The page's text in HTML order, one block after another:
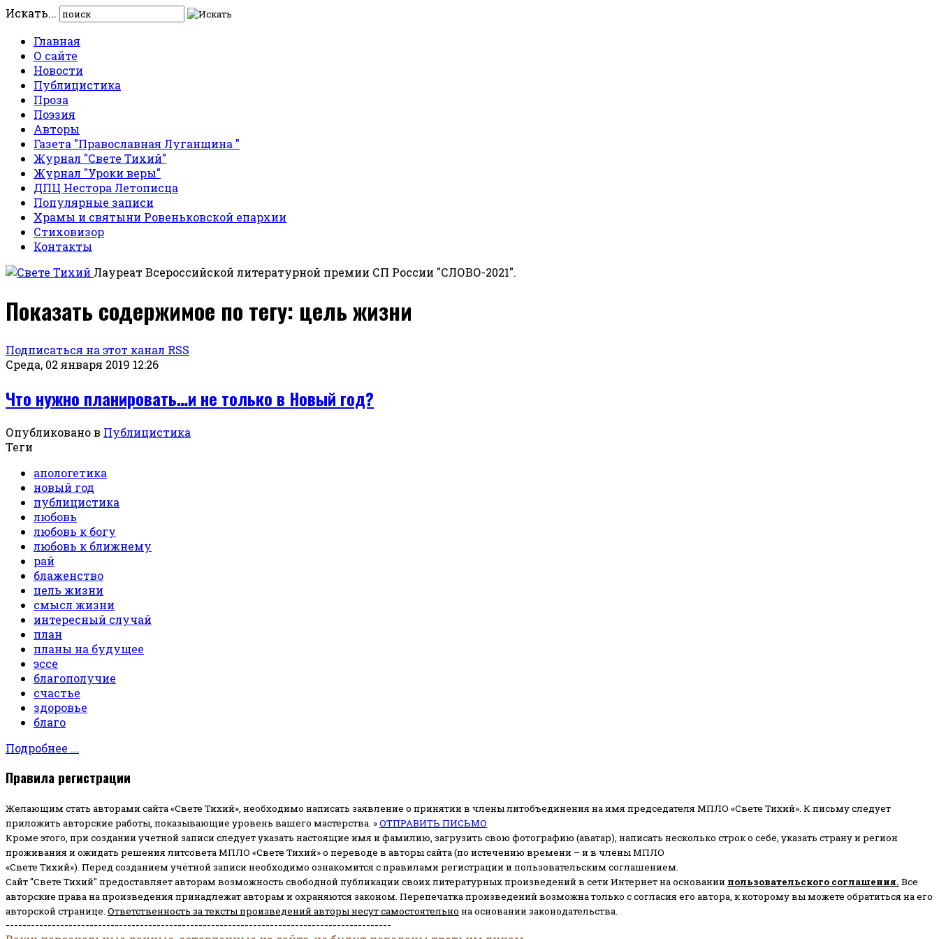
Искать...
Главная
О сайте
Новости
Публицистика
Проза
Поэзия
Авторы
Газета "Православная Луганщина "
Журнал "Свете Тихий"
Журнал "Уроки веры"
ДПЦ Нестора Летописца
Популярные записи
Храмы и святыни Ровеньковской епархии
Стиховизор
Контакты
Лауреат Всероссийской литературной премии СП России "СЛОВО-2021".
Показать содержимое по тегу: цель жизни
Подписаться на этот канал RSS
Среда, 02 января 2019 12:26
Что нужно планировать…и не только в Новый год?
Опубликовано в Публицистика
Теги
апологетика
новый год
публицистика
любовь
любовь к богу
любовь к ближнему
рай
блаженство
цель жизни
смысл жизни
интересный случай
план
планы на будущее
эссе
благополучие
счастье
здоровье
благо
Подробнее ...
Правила регистрации
Желающим стать авторами сайта «Свете Тихий», необходимо написать заявление о принятии в члены литобъединения на имя председателя МПЛО «Свете Тихий». К письму следует
приложить авторские работы, показывающие уровень вашего мастерства. »ОТПРАВИТЬ ПИСЬМО
Кроме этого, при создании учетной записи следует указать настоящие имя и фамилию, загрузить свою фотографию (аватар), написать несколько строк о себе, указать страну и регион
проживания и ожидать решения литсовета МПЛО «Свете Тихий» о переводе в авторы сайта (по истечению времени – и в члены МПЛО
«Свете Тихий»). Перед созданием учётной записи необходимо ознакомится с правилами регистрации и пользовательским соглашением.
Сайт "Свете Тихий" предоставляет авторам возможность свободной публикации своих литературных произведений в сети Интернет на основании пользовательского соглашения. Все
авторские права на произведения принадлежат авторам и охраняются законом. Перепечатка произведений возможна только с согласия его автора, к которому вы можете обратиться на его
авторской странице. Ответственность за тексты произведений авторы несут самостоятельно на основании законодательства.
--------------------------------------------------------------------------------------------